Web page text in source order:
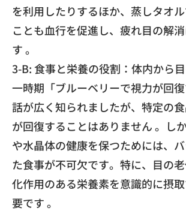
を利用したりするほか、蒸しタオ
ことも血行を促進し、疲れ目の解
す 。
3-B: 食事と栄養の役割：体内から
一時期「ブルーベリーで視力が回
話が広く知られましたが、特定の
が回復することはありません 。し
や水晶体の健康を保つためには、
た食事が不可欠です。特に、目の
化作用のある栄養素を意識的に摂
要です 。